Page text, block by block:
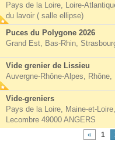
Pays de la Loire, Loire-
du lavoir ( salle ellipse)
Puces du Polygone 2026
Grand Est, Bas-Rhin,
Vide grenier de Lissieu
Auvergne-Rhône-Alpes,
Vide-greniers
Pays de la Loire, Maine-et-
Lecombre 49000 ANGERS
« 1